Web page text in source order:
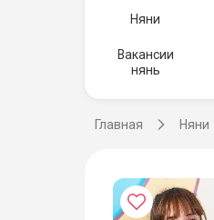
Няни
Вакансии
нянь
Главная Няни